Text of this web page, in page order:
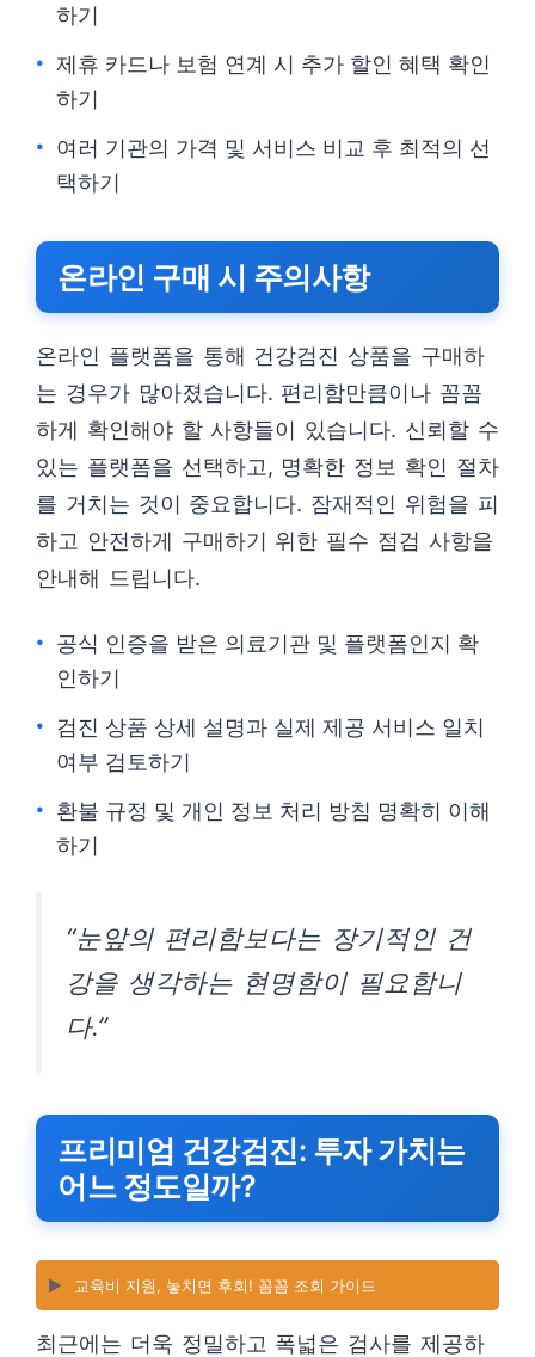
하기
제휴 카드나 보험 연계 시 추가 할인 혜택 확인
하기
여러 기관의 가격 및 서비스 비교 후 최적의 선
택하기
온라인 구매 시 주의사항
온라인 플랫폼을 통해 건강검진 상품을 구매하
는 경우가 많아졌습니다. 편리함만큼이나 꼼꼼
하게 확인해야 할 사항들이 있습니다. 신뢰할 수
있는 플랫폼을 선택하고, 명확한 정보 확인 절차
를 거치는 것이 중요합니다. 잠재적인 위험을 피
하고 안전하게 구매하기 위한 필수 점검 사항을
안내해 드립니다.
공식 인증을 받은 의료기관 및 플랫폼인지 확
인하기
검진 상품 상세 설명과 실제 제공 서비스 일치
여부 검토하기
환불 규정 및 개인 정보 처리 방침 명확히 이해
하기
“눈앞의 편리함보다는 장기적인 건
강을 생각하는 현명함이 필요합니
다.”
프리미엄 건강검진: 투자 가치는
어느 정도일까?
▶️ 교육비 지원, 놓치면 후회! 꼼꼼 조회 가이드
최근에는 더욱 정밀하고 폭넓은 검사를 제공하